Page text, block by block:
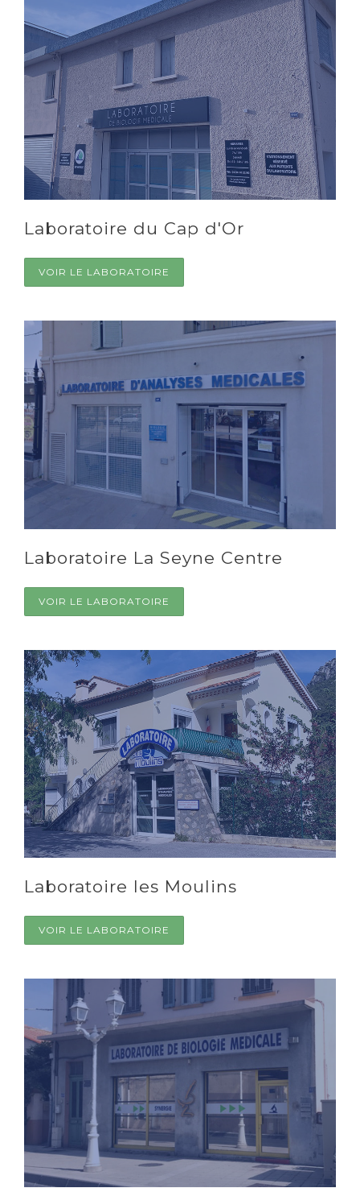
Laboratoire du Cap d'Or
VOIR LE LABORATOIRE
Laboratoire La Seyne Centre
VOIR LE LABORATOIRE
Laboratoire les Moulins
VOIR LE LABORATOIRE